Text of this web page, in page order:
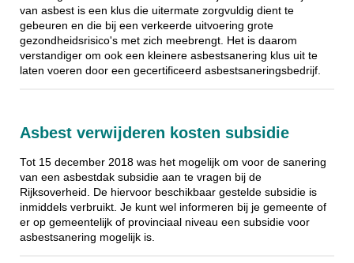
van asbest is een klus die uitermate zorgvuldig dient te
gebeuren en die bij een verkeerde uitvoering grote
gezondheidsrisico's met zich meebrengt. Het is daarom
verstandiger om ook een kleinere asbestsanering klus uit te
laten voeren door een gecertificeerd asbestsaneringsbedrijf.
Asbest verwijderen kosten subsidie
Tot 15 december 2018 was het mogelijk om voor de sanering
van een asbestdak subsidie aan te vragen bij de
Rijksoverheid. De hiervoor beschikbaar gestelde subsidie is
inmiddels verbruikt. Je kunt wel informeren bij je gemeente of
er op gemeentelijk of provinciaal niveau een subsidie voor
asbestsanering mogelijk is.